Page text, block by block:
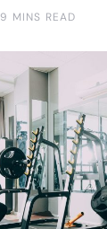
9 MINS READ